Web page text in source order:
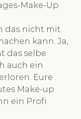
Make-Up
das nicht mit
kann. Ja,
das selbe
auch ein
Eure
Make-up
ein Profi